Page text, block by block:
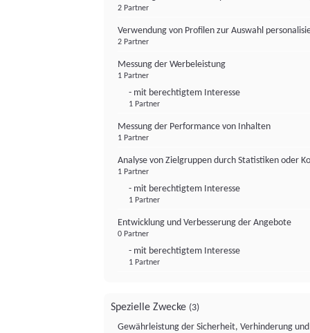
2 Partner
Verwendung von Profilen zur Auswahl
2 Partner
Messung der Werbeleistung
1 Partner
- mit berechtigtem Interesse
1 Partner
Messung der Performance von Inhalten
1 Partner
Analyse von Zielgruppen durch Statistiken oder
1 Partner
- mit berechtigtem Interesse
1 Partner
Entwicklung und Verbesserung der Angebote
0 Partner
- mit berechtigtem Interesse
1 Partner
Spezielle Zwecke (3)
Gewährleistung der Sicherheit, Verhinderung